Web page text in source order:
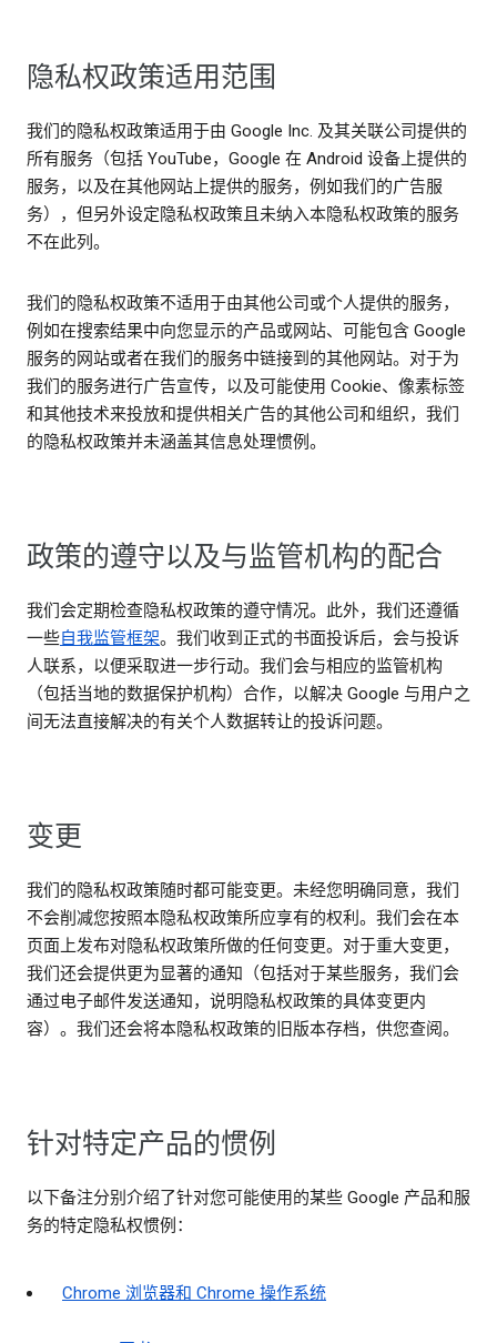
隐私权政策适用范围
我们的隐私权政策适用于由 Google Inc. 及其关联公司提供的
所有服务（包括 YouTube，Google 在 Android 设备上提供的
服务，以及在其他网站上提供的服务，例如我们的广告服
务），但另外设定隐私权政策且未纳入本隐私权政策的服务
不在此列。
我们的隐私权政策不适用于由其他公司或个人提供的服务，
例如在搜索结果中向您显示的产品或网站、可能包含 Google
服务的网站或者在我们的服务中链接到的其他网站。对于为
我们的服务进行广告宣传，以及可能使用 Cookie、像素标签
和其他技术来投放和提供相关广告的其他公司和组织，我们
的隐私权政策并未涵盖其信息处理惯例。
政策的遵守以及与监管机构的配合
我们会定期检查隐私权政策的遵守情况。此外，我们还遵循
一些自我监管框架。我们收到正式的书面投诉后，会与投诉
人联系，以便采取进一步行动。我们会与相应的监管机构
（包括当地的数据保护机构）合作，以解决 Google 与用户之
间无法直接解决的有关个人数据转让的投诉问题。
变更
我们的隐私权政策随时都可能变更。未经您明确同意，我们
不会削减您按照本隐私权政策所应享有的权利。我们会在本
页面上发布对隐私权政策所做的任何变更。对于重大变更，
我们还会提供更为显著的通知（包括对于某些服务，我们会
通过电子邮件发送通知，说明隐私权政策的具体变更内
容）。我们还会将本隐私权政策的旧版本存档，供您查阅。
针对特定产品的惯例
以下备注分别介绍了针对您可能使用的某些 Google 产品和服
务的特定隐私权惯例：
Chrome 浏览器和 Chrome 操作系统